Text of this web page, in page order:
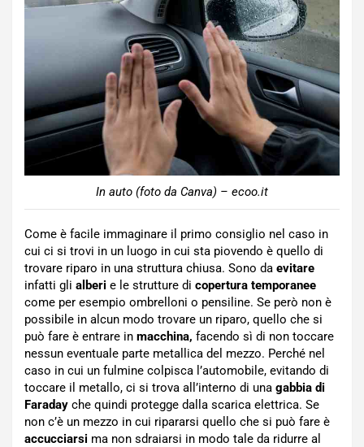
In auto (foto da Canva) – ecoo.it
Come è facile immaginare il primo consiglio nel caso in
cui ci si trovi in un luogo in cui sta piovendo è quello di
trovare riparo in una struttura chiusa. Sono da evitare
infatti gli alberi e le strutture di copertura temporanee
come per esempio ombrelloni o pensiline. Se però non è
possibile in alcun modo trovare un riparo, quello che si
può fare è entrare in macchina, facendo sì di non toccare
nessun eventuale parte metallica del mezzo. Perché nel
caso in cui un fulmine colpisca l’automobile, evitando di
toccare il metallo, ci si trova all’interno di una gabbia di
Faraday che quindi protegge dalla scarica elettrica. Se
non c’è un mezzo in cui ripararsi quello che si può fare è
accucciarsi ma non sdraiarsi in modo tale da ridurre al